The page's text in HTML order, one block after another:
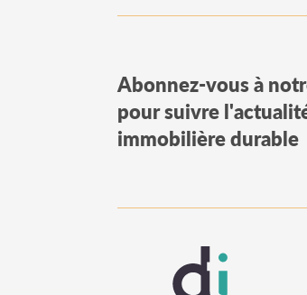
Abonnez-vous à
pour suivre
immobilière durable